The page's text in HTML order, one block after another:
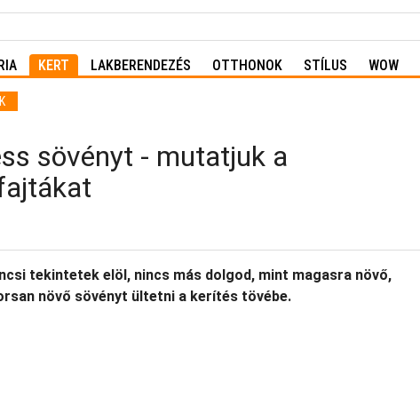
KERT LAKBERENDEZÉS OTTHONOK STÍLUS WOW
sövényt - mutatjuk a
tekintetek elöl, nincs más dolgod, mint magasra növő,
növő sövényt ültetni a kerítés tövébe.